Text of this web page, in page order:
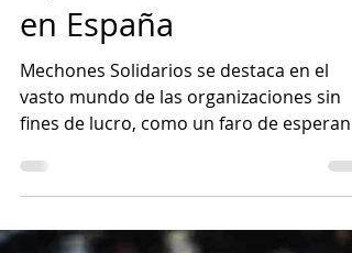
Mechones Solidarios
Opiniones: Enviar Pelo
en España
Mechones Solidarios se destaca en el
y solidaridad. Esta...